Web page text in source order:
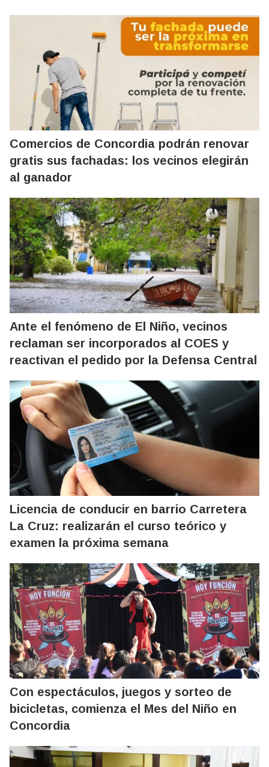
Comercios de Concordia podrán renovar
gratis sus fachadas: los vecinos elegirán
al ganador
Ante el fenómeno de El Niño, vecinos
reclaman ser incorporados al COES y
reactivan el pedido por la Defensa Central
Licencia de conducir en barrio Carretera
La Cruz: realizarán el curso teórico y
examen la próxima semana
Con espectáculos, juegos y sorteo de
bicicletas, comienza el Mes del Niño en
Concordia